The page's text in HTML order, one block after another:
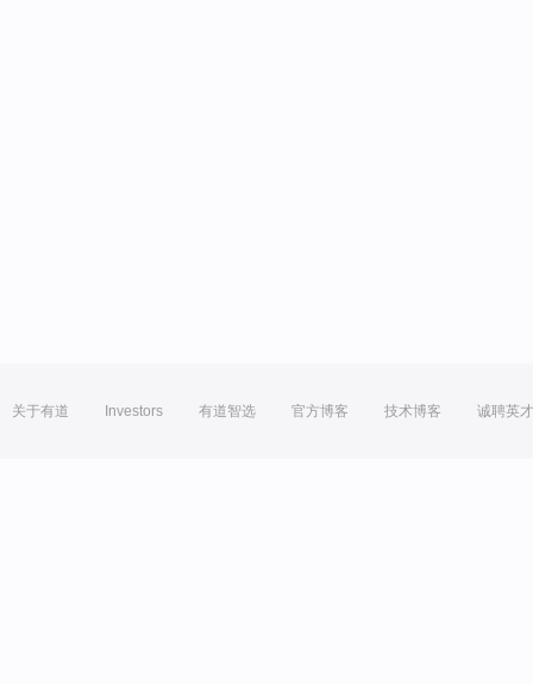
关于有道 Investors 有道智选 官方博客 技术博客 诚聘英才